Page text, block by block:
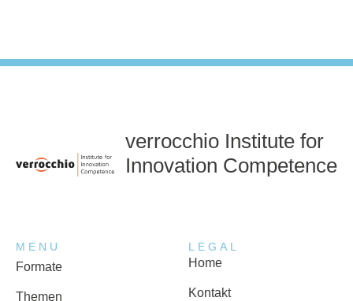
verrocchio Institute for
Innovation Competence
MENU
Formate
Themen
LEGAL
Home
Kontakt